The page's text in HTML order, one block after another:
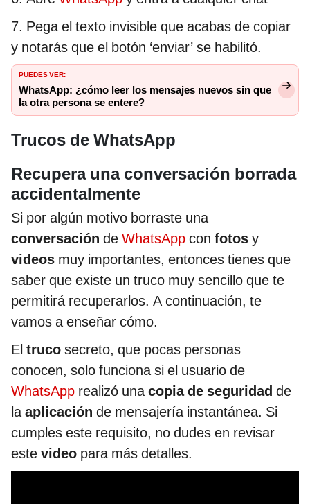
7. Pega el texto invisible que acabas de copiar
y notarás que el botón ‘enviar’ se habilitó.
PUEDES VER:
WhatsApp: ¿cómo leer los mensajes nuevos sin que
la otra persona se entere?
Trucos de WhatsApp
Recupera una conversación borrada
accidentalmente
Si por algún motivo borraste una
conversación de WhatsApp con fotos y
videos muy importantes, entonces tienes que
saber que existe un truco muy sencillo que te
permitirá recuperarlos. A continuación, te
vamos a enseñar cómo.
El truco secreto, que pocas personas
conocen, solo funciona si el usuario de
WhatsApp realizó unacopia de seguridad de
laaplicación de mensajería instantánea. Si
cumples este requisito, no dudes en revisar
este video para más detalles.